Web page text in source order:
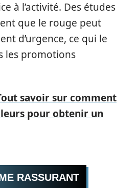
à l’activité. Des études
que le rouge peut
d’urgence, ce qui le
les promotions
savoir sur comment
pour obtenir un
RASSURANT